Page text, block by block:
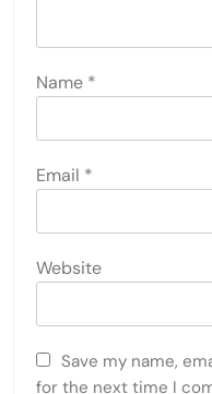
Name *
Email *
Website
Save my name,
for the next time I